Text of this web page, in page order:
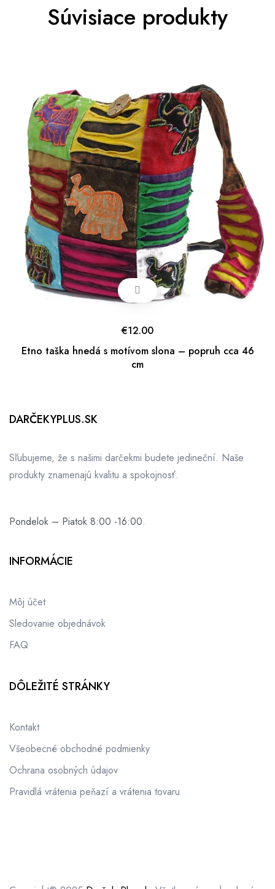
Súvisiace produkty
Etno taška hnedá s motívom slona – popruh cca 46
cm
€12.00
DARČEKYPLUS.SK
Sľubujeme, že s našimi darčekmi budete jedineční. Naše
produkty znamenajú kvalitu a spokojnosť.
Pondelok – Piatok 8:00 -16:00.
INFORMÁCIE
Môj účet
Sledovanie objednávok
FAQ
DÔLEŽITÉ STRÁNKY
Kontakt
Všeobecné obchodné podmienky
Ochrana osobných údajov
Pravidlá vrátenia peňazí a vrátenia tovaru